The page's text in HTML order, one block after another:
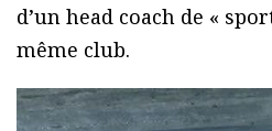
d’un head coach de «
même club.